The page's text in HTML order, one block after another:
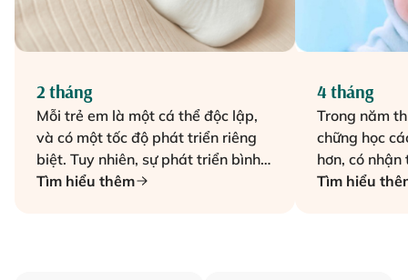
2 tháng
Mỗi trẻ em là một cá thể độc lập,
và có một tốc độ phát triển riêng
biệt. Tuy nhiên, sự phát triển bình
thường của trẻ sẽ đi theo một xu
Tìm hiểu thêm
4 tháng
Trong năm
chững học
hơn, có
và môi
Tìm hiểu